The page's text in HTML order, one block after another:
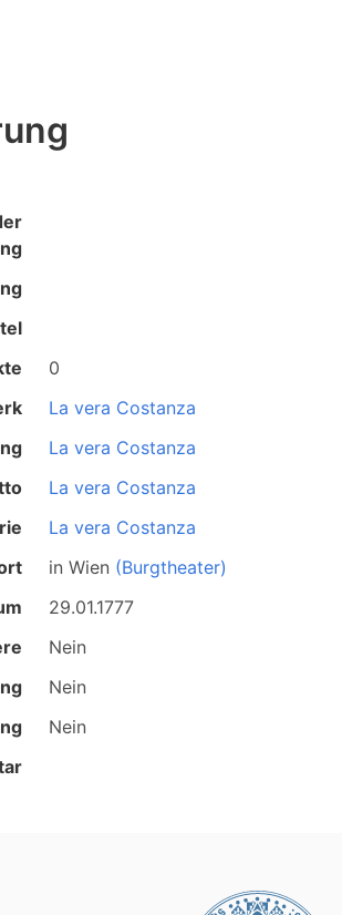
0
La vera Costanza
La vera Costanza
La vera Costanza
La vera Costanza
inWien (Burgtheater)
29.01.1777
Nein
Nein
Nein